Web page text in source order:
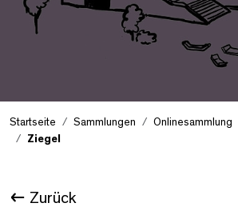
Startseite Sammlungen
Onlinesammlung
Ziegel
Zurück